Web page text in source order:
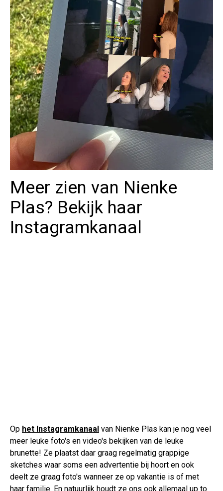
Meer zien van Nienke
Plas? Bekijk haar
Instagramkanaal
Op het Instagramkanaal van Nienke Plas kan je nog veel
meer leuke foto's en video's bekijken van de leuke
brunette! Ze plaatst daar graag regelmatig grappige
sketches waar soms een advertentie bij hoort en ook
deelt ze graag foto's wanneer ze op vakantie is of met
haar familie. En natuurlijk houdt ze ons ook allemaal up to